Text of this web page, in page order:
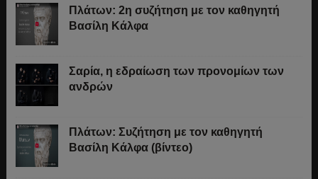
Πλάτων: 2η συζήτηση με τον καθηγητή
Βασίλη Κάλφα
Σαρία, η εδραίωση των προνομίων των
ανδρών
Πλάτων: Συζήτηση με τον καθηγητή
Βασίλη Κάλφα (βίντεο)